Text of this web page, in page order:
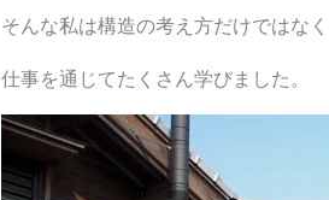
そんな私は構造の考え方だけではな
仕事を通じてたくさん学びました。